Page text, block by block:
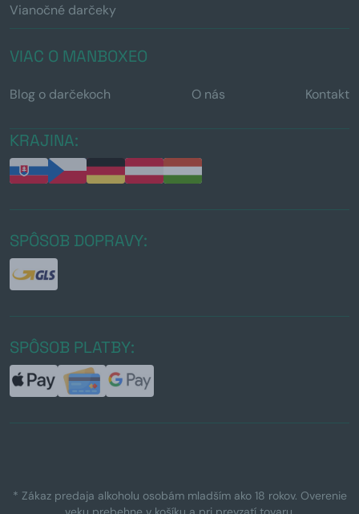
Vianočné darčeky
VIAC O MANBOXEO
Blog o darčekoch O nás Kontakt
KRAJINA:
SPÔSOB DOPRAVY:
SPÔSOB PLATBY:
* Zákaz predaja alkoholu osobám mladším ako 18 rokov. Overenie